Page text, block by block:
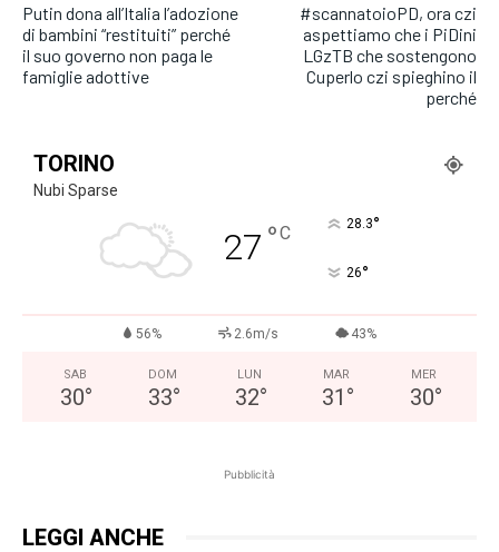
Putin dona all’Italia l’adozione
di bambini “restituiti” perché
il suo governo non paga le
famiglie adottive
#scannatoioPD, ora czi
aspettiamo che i PiDini
LGzTB che sostengono
Cuperlo czi spieghino il
perché
TORINO
Nubi Sparse
27 °C 28.3°
26°
56% 2.6m/s 43%
SAB
30°
DOM
33°
LUN
32°
MAR
31 °
MER
30°
Pubblicità
LEGGI ANCHE